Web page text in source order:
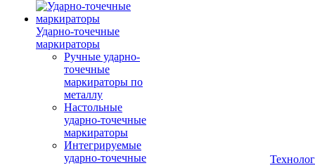
Ударно-точечные
маркираторы
Ручные ударно-
точечные
маркираторы по
металлу
Настольные
ударно-точечные
маркираторы
Интегрируемые
ударно-точечные